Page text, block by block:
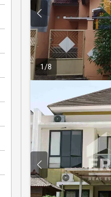
1/8